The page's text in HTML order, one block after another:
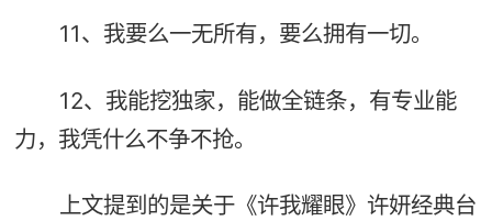
11、我要么一无所有，要么拥有一切。
12、我能挖独家，能做全链条，有专业能
力，我凭什么不争不抢。
上文提到的是关于《许我耀眼》许妍经典台